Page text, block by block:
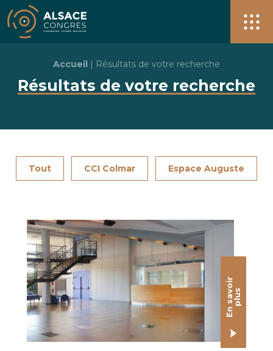
Alsace Congrès + de 40 salles pour vos événements à
Accueil | Résultats de votre recherche
Résultats de votre recherche
Tout CCI Colmar Espace Auguste
Espace Lumière / Le CREF Colmar © Jean-Marc
E
n
s
av
o
i
r
p
l
us